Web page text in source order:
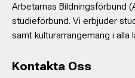
Arbetarnas Bildningsförbund
studieförbund. Vi erbjuder
samt kulturarrangemang i alla
Kontakta Oss